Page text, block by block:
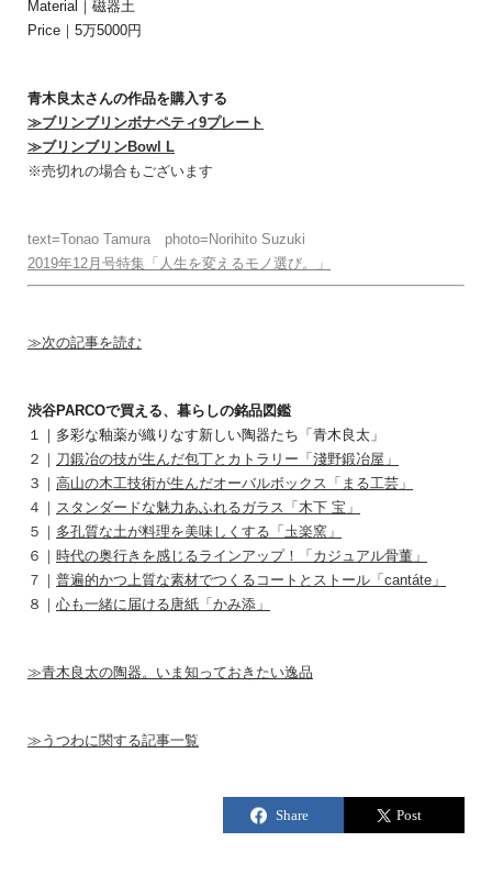
Material｜磁器土
Price｜5万5000円
青木良太さんの作品を購入する
≫ブリンブリンボナペティ9プレート
≫ブリンブリンBowl L
※売切れの場合もございます
text=Tonao Tamura photo=Norihito Suzuki
2019年12月号特集「人生を変えるモノ選び。」
≫次の記事を読む
渋谷PARCOで買える、暮らしの銘品図鑑
１｜多彩な釉薬が織りなす新しい陶器たち「青木良太」
２｜ 刀鍛冶の技が生んだ包丁とカトラリー「淺野鍛冶屋」
３｜ 高山の木工技術が生んだオーバルボックス「まる工芸」
４｜ スタンダードな魅力あふれるガラス「木下 宝」
５｜ 多孔質な土が料理を美味しくする「圡楽窯」
６｜ 時代の奥行きを感じるラインアップ！「カジュアル骨董」
７｜ 普遍的かつ上質な素材でつくるコートとストール「cantáte」
８｜ 心も一緒に届ける唐紙「かみ添」
≫青木良太の陶器。いま知っておきたい逸品
≫うつわに関する記事一覧